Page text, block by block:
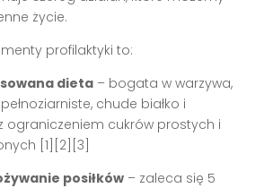
życie.
profilaktyki to:
dieta – bogata w warzywa,
chude białko i
ograniczeniem cukrów prostych i
[1][2][3]
posiłków – zaleca się 5